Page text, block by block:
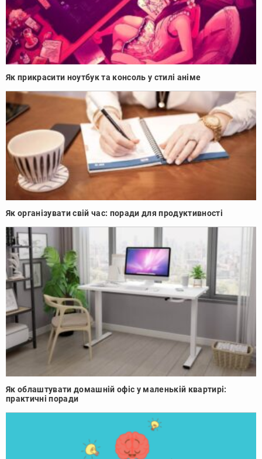
Як прикрасити ноутбук та консоль у стилі аніме
Як організувати свій час: поради для продуктивності
Як облаштувати домашній офіс у маленькій квартирі:
практичні поради